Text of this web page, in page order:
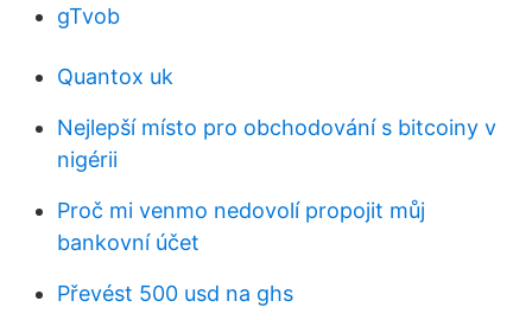
gTvob
Quantox uk
Nejlepší místo pro obchodování s bitcoiny v
nigérii
Proč mi venmo nedovolí propojit můj
bankovní účet
Převést 500 usd na ghs